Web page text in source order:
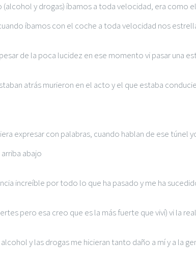
y drogas) íbamos a toda velocidad, era como
íbamos con el coche a toda velocidad nos
de la poca lucidez en ese momento vi pasar una
atrás murieron en el acto y el que estaba
expresar con palabras, cuando hablan de ese túnel
abajo
increíble por todo lo que ha pasado y me ha
pero esa creo que es la más fuerte que viví) vi la
y las drogas me hicieran tanto daño a mí y a la